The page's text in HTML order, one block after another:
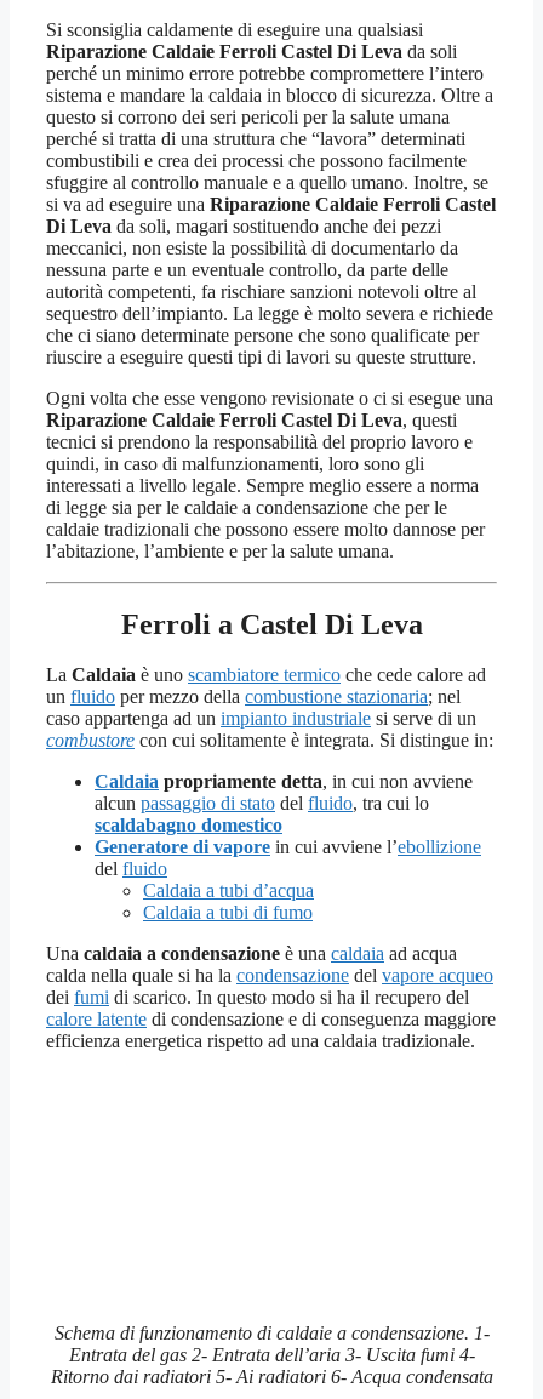
Si sconsiglia caldamente di eseguire una qualsiasi
Riparazione Caldaie Ferroli Castel Di Leva da soli
perché un minimo errore potrebbe compromettere l’intero
sistema e mandare la caldaia in blocco di sicurezza. Oltre a
questo si corrono dei seri pericoli per la salute umana
perché si tratta di una struttura che “lavora” determinati
combustibili e crea dei processi che possono facilmente
sfuggire al controllo manuale e a quello umano. Inoltre, se
si va ad eseguire una Riparazione Caldaie Ferroli Castel
Di Leva da soli, magari sostituendo anche dei pezzi
meccanici, non esiste la possibilità di documentarlo da
nessuna parte e un eventuale controllo, da parte delle
autorità competenti, fa rischiare sanzioni notevoli oltre al
sequestro dell’impianto. La legge è molto severa e richiede
che ci siano determinate persone che sono qualificate per
riuscire a eseguire questi tipi di lavori su queste strutture.
Ogni volta che esse vengono revisionate o ci si esegue una
Riparazione Caldaie Ferroli Castel Di Leva, questi
tecnici si prendono la responsabilità del proprio lavoro e
quindi, in caso di malfunzionamenti, loro sono gli
interessati a livello legale. Sempre meglio essere a norma
di legge sia per le caldaie a condensazione che per le
caldaie tradizionali che possono essere molto dannose per
l’abitazione, l’ambiente e per la salute umana.
Ferroli a Castel Di Leva
La Caldaia è uno scambiatore termico che cede calore ad
un fluido per mezzo della combustione stazionaria; nel
caso appartenga ad un impianto industriale si serve di un
combustore con cui solitamente è integrata. Si distingue in:
Caldaia propriamente detta, in cui non avviene
alcun passaggio di stato del fluido, tra cui lo
scaldabagno domestico
Generatore di vapore in cui avviene l’ebollizione
del fluido
Caldaia a tubi d’acqua
Caldaia a tubi di fumo
Una caldaia a condensazione è una caldaia ad acqua
calda nella quale si ha la condensazione del vapore acqueo
dei fumi di scarico. In questo modo si ha il recupero del
calore latente di condensazione e di conseguenza maggiore
efficienza energetica rispetto ad una caldaia tradizionale.
Schema di funzionamento di caldaie a condensazione. 1-
Entrata del gas 2- Entrata dell’aria 3- Uscita fumi 4-
Ritorno dai radiatori 5- Ai radiatori 6- Acqua condensata